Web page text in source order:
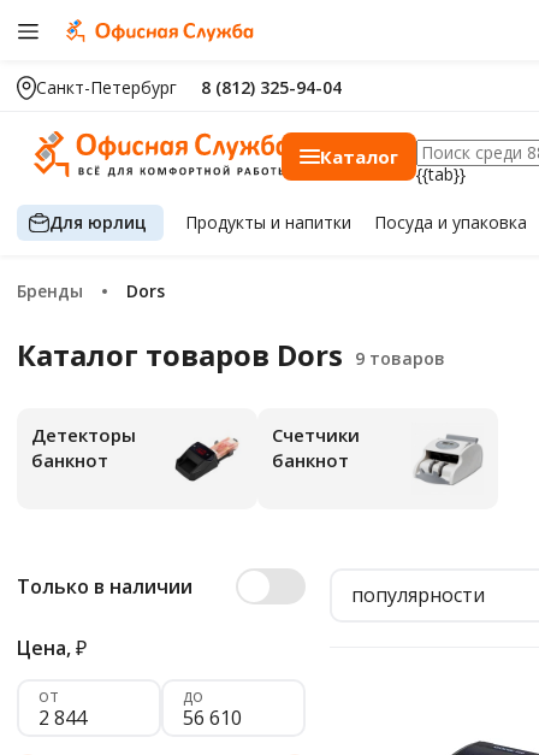
Санкт-Петербург 8 (812) 325-94-04
Каталог
{{tab}}
Для юрлиц Продуктыи напитки Посуда и упаковка
Бренды Dors
Каталог товаров Dors
Детекторы
банкнот
Счетчики
банкнот
Только в наличии
Цена,₽
от до
популярности